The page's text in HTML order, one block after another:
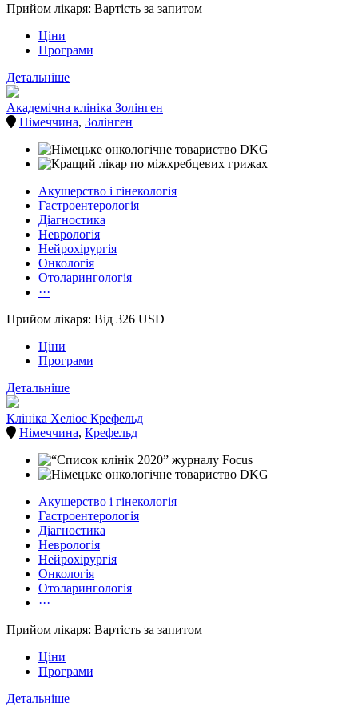
Прийом лікаря: Вартість за запитом
Ціни
Програми
Детальніше
Академічна клініка Золінген
Німеччина, Золінген
Акушерство і гінекологія
Гастроентерологія
Діагностика
Неврологія
Нейрохірургія
Онкологія
Отоларингологія
···
Прийом лікаря: Від 326 USD
Ціни
Програми
Детальніше
Клініка Хеліос Крефельд
Німеччина, Крефельд
Акушерство і гінекологія
Гастроентерологія
Діагностика
Неврологія
Нейрохірургія
Онкологія
Отоларингологія
···
Прийом лікаря: Вартість за запитом
Ціни
Програми
Детальніше